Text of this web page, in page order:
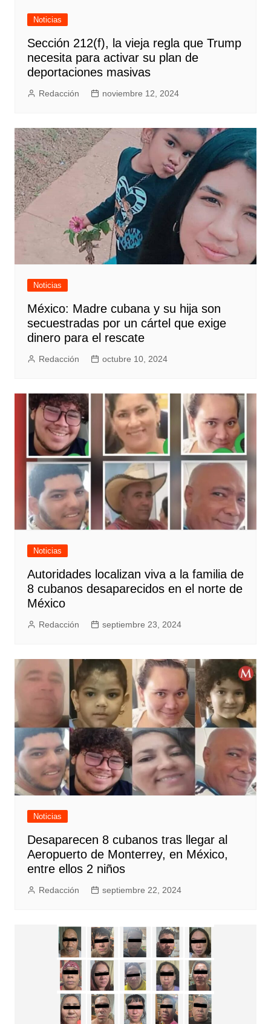
Noticias
Sección 212(f), la vieja regla que Trump
necesita para activar su plan de
deportaciones masivas
Redacción noviembre 12, 2024
Noticias
México: Madre cubana y su hija son
secuestradas por un cártel que exige
dinero para el rescate
Redacción octubre 10, 2024
Noticias
Autoridades localizan viva a la familia de
8 cubanos desaparecidos en el norte de
México
Redacción septiembre 23, 2024
Noticias
Desaparecen 8 cubanos tras llegar al
Aeropuerto de Monterrey, en México,
entre ellos 2 niños
Redacción septiembre 22, 2024